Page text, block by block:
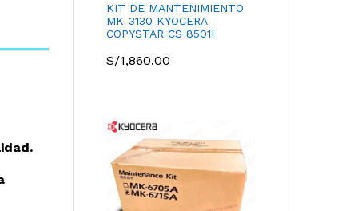
KIT DE MANTENIMIENTO
MK-3130 KYOCERA
COPYSTAR CS 8501I
S/1,860.00